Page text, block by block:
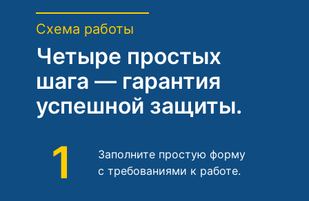
Схема работы
Четыре простых
шага — гарантия
успешной защиты.
1
Заполните простую форму
с требованиями к работе.